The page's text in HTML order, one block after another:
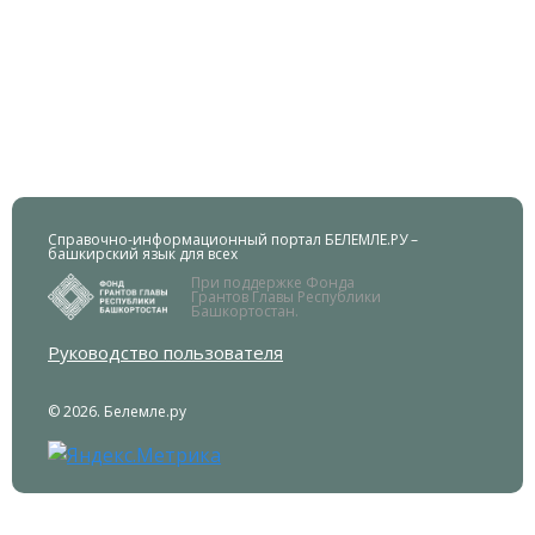
Справочно-информационный портал БЕЛЕМЛЕ.РУ –
башкирский язык для всех
При поддержке Фонда
Грантов Главы Республики
Башкортостан.
Руководство пользователя
© 2026. Белемле.ру